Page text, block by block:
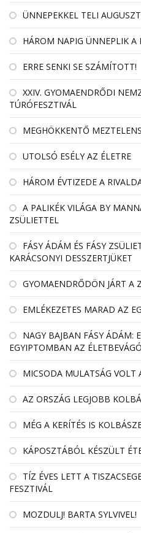
ÜNNEPEKKEL TELI
HÁROM NAPIG ÜNNEPLIK A
ERRE SENKI SE SZÁMÍTOTT!
XXIV. GYOMAENDRŐDI
TÚRÓFESZTIVÁL
MEGHÖKKENTŐ
UTOLSÓ ESÉLY AZ ÉLETRE
HÁROM ÉVTIZEDE A
A PALIKÉK VILÁGA BY
ZSÜLIETTEL
FÁSY ÁDÁM ÉS FÁSY
KARÁCSONYI DESSZERTJÜKET
GYOMAENDRŐDÖN JÁRT A
EMLÉKEZETES MARAD AZ
NAGY BAJBAN FÁSY ÁDÁM:
EGYIPTOMBAN AZ
MICSODA MULATSÁG VOLT
AZ ORSZÁG LEGJOBB
MÉG A KERÍTÉS IS
KÁPOSZTÁBÓL KÉSZÜLT
TÍZ ÉVES LETT A
FESZTIVÁL
MOZDULJ! BARTA SYLVIVEL!